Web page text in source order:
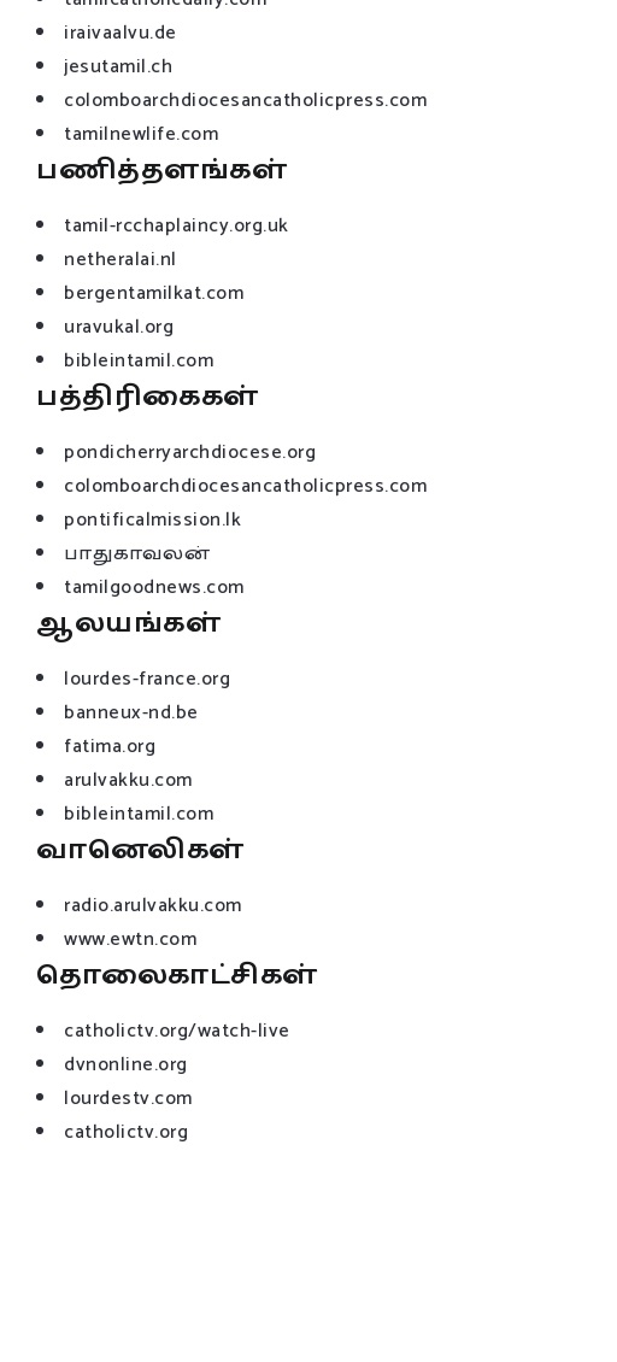
iraivaalvu.de
jesutamil.ch
colomboarchdiocesancatholicpress.com
tamilnewlife.com
பணித்தளங்கள்
tamil-rcchaplaincy.org.uk
netheralai.nl
bergentamilkat.com
uravukal.org
bibleintamil.com
பத்திரிகைகள்
pondicherryarchdiocese.org
colomboarchdiocesancatholicpress.com
pontificalmission.lk
பாதுகாவலன்
tamilgoodnews.com
ஆலயங்கள்
lourdes-france.org
banneux-nd.be
fatima.org
arulvakku.com
bibleintamil.com
வானெலிகள்
radio.arulvakku.com
www.ewtn.com
தொலைகாட்சிகள்
catholictv.org/watch-live
dvnonline.org
lourdestv.com
catholictv.org